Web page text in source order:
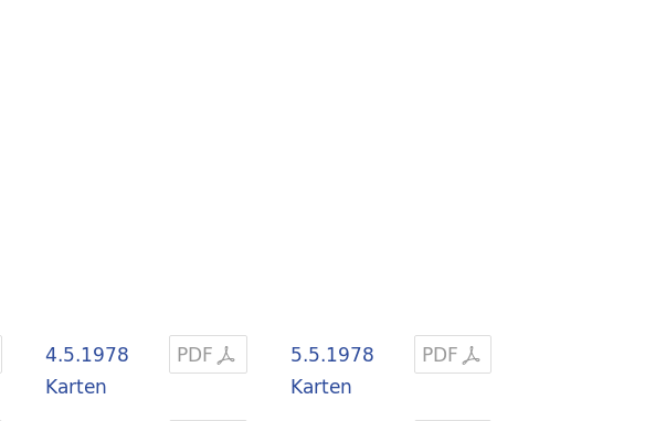
PDF
4.5.1978
Karten
PDF
5.5.1978
Karten